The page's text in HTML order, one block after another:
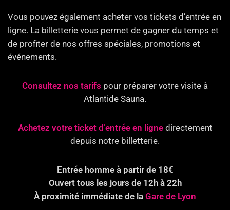
Vous pouvez également acheter vos tickets d’entrée en
ligne. La billetterie vous permet de gagner du temps et
de profiter de nos offres spéciales, promotions et
événements.
Consultez nos tarifs pour préparer votre visite à
Atlantide Sauna.
Achetez votre ticket d’entrée en lignedirectement
depuis notre billetterie.
Entrée homme à partir de 18€
Ouvert tous les jours de 12h à 22h
À proximité immédiate de la Gare de Lyon